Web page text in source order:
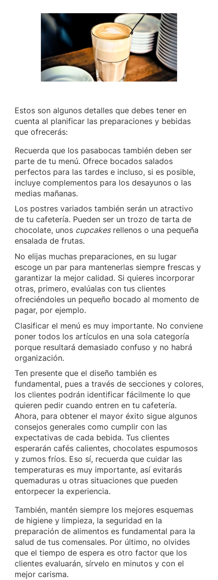
Estos son algunos detalles que debes tener en
cuenta al planificar las preparaciones y bebidas
que ofrecerás:
Recuerda que los pasabocas también deben ser
parte de tu menú. Ofrece bocados salados
perfectos para las tardes e incluso, si es posible,
incluye complementos para los desayunos o las
medias mañanas.
Los postres variados también serán un atractivo
de tu cafetería. Pueden ser un trozo de tarta de
chocolate, unos cupcakesrellenos o una pequeña
ensalada de frutas.
No elijas muchas preparaciones, en su lugar
escoge un par para mantenerlas siempre frescas y
garantizar la mejor calidad. Si quieres incorporar
otras, primero, evalúalas con tus clientes
ofreciéndoles un pequeño bocado al momento de
pagar, por ejemplo.
Clasificar el menú es muy importante. No conviene
poner todos los artículos en una sola categoría
porque resultará demasiado confuso y no habrá
organización.
Ten presente que el diseño también es
fundamental, pues a través de secciones y colores,
los clientes podrán identificar fácilmente lo que
quieren pedir cuando entren en tu cafetería.
Ahora, para obtener el mayor éxito sigue algunos
consejos generales como cumplir con las
expectativas de cada bebida. Tus clientes
esperarán cafés calientes, chocolates espumosos
y zumos fríos. Eso sí, recuerda que cuidar las
temperaturas es muy importante, así evitarás
quemaduras u otras situaciones que pueden
entorpecer la experiencia.
También, mantén siempre los mejores esquemas
de higiene y limpieza, la seguridad en la
preparación de alimentos es fundamental para la
salud de tus comensales. Por último, no olvides
que el tiempo de espera es otro factor que los
clientes evaluarán, sírvelo en minutos y con el
mejor carisma.